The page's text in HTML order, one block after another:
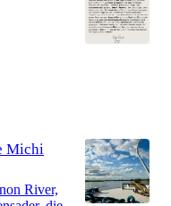
Michi
River,